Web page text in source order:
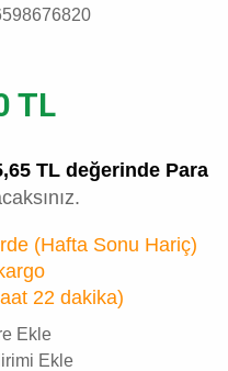
TL
TL değerinde Para
(Hafta Sonu Hariç)
22 dakika)
Ekle
Ekle